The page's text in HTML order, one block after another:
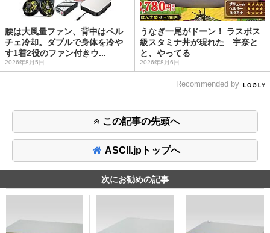
腰は大風量ファン、背中はペル
チェ冷却。ダブルで身体を冷や
す1着2役のファン付きウ...
2026年8月5日
うなぎ一尾がドーン！ ラスボス
級スタミナ丼が現れた 宇奈と
と、やってる
2026年8月6日
Recommended by
この記事の先頭へ
ASCII.jpトップへ
次にお勧めの記事